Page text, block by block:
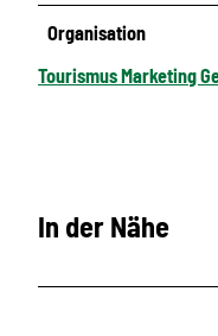
Organisation
Tourismus Marketing
In der Nähe